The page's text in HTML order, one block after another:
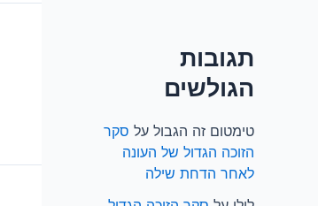
תגובות
הגולשים
טימטום זה הגבול על סקר
הזוכה הגדול של העונה
לאחר הדחת שילה